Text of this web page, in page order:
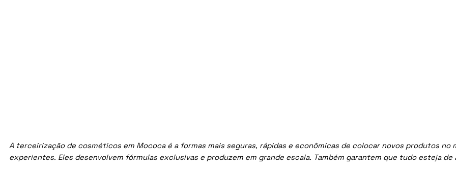
A terceirização de cosméticos em Mococa é a formas mais seguras, rápidas e econômicas de colocar novos produtos
experientes. Eles desenvolvem fórmulas exclusivas e produzem em grande escala. Também garantem que tudo esteja de